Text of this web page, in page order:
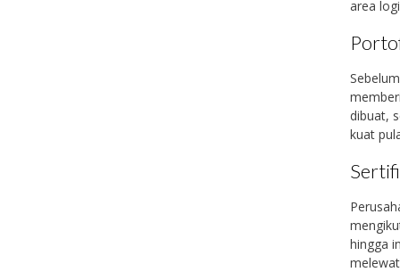
area
dibuat,
kuat
hingga